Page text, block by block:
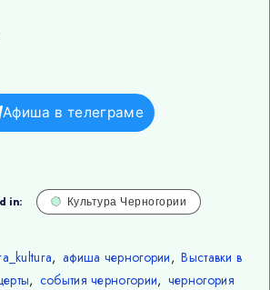
Афиша в телеграме
in: Культура Черногории
, афиша черногории, Выставки в
, события черногории, черногория